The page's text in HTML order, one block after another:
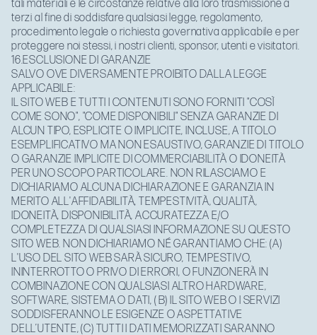
tali materiali e le circostanze relative alla loro trasmissione a
terzi al fine di soddisfare qualsiasi legge, regolamento,
procedimento legale o richiesta governativa applicabile e per
proteggere noi stessi, i nostri clienti, sponsor, utenti e visitatori.
16.ESCLUSIONE DI GARANZIE
SALVO OVE DIVERSAMENTE PROIBITO DALLA LEGGE
APPLICABILE:
IL SITO WEB E TUTTI I CONTENUTI SONO FORNITI "COSÌ
COME SONO", "COME DISPONIBILI" SENZA GARANZIE DI
ALCUN TIPO, ESPLICITE O IMPLICITE, INCLUSE, A TITOLO
ESEMPLIFICATIVO MA NON ESAUSTIVO, GARANZIE DI TITOLO
O GARANZIE IMPLICITE DI COMMERCIABILITÀ O IDONEITÀ
PER UNO SCOPO PARTICOLARE. NON RILASCIAMO E
DICHIARIAMO ALCUNA DICHIARAZIONE E GARANZIA IN
MERITO ALL'AFFIDABILITÀ, TEMPESTIVITÀ, QUALITÀ,
IDONEITÀ, DISPONIBILITÀ, ACCURATEZZA E/O
COMPLETEZZA DI QUALSIASI INFORMAZIONE SU QUESTO
SITO WEB. NON DICHIARIAMO NÉ GARANTIAMO CHE: (A)
L'USO DEL SITO WEB SARÀ SICURO, TEMPESTIVO,
ININTERROTTO O PRIVO DI ERRORI, O FUNZIONERÀ IN
COMBINAZIONE CON QUALSIASI ALTRO HARDWARE,
SOFTWARE, SISTEMA O DATI, ( B) IL SITO WEB O I SERVIZI
SODDISFERANNO LE ESIGENZE O ASPETTATIVE
DELL’UTENTE, (C) TUTTI I DATI MEMORIZZATI SARANNO